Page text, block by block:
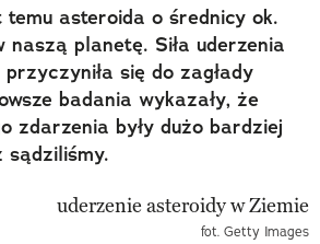
asteroida o średnicy ok.
naszą planetę. Siła uderzenia
się do zagłady
badania wykazały, że
zdarzenia były dużo bardziej
fot. Getty Images